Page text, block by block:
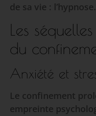
de sa vie : l’hypnose.
Les
du
Anxiété et
Le confinement
empreinte